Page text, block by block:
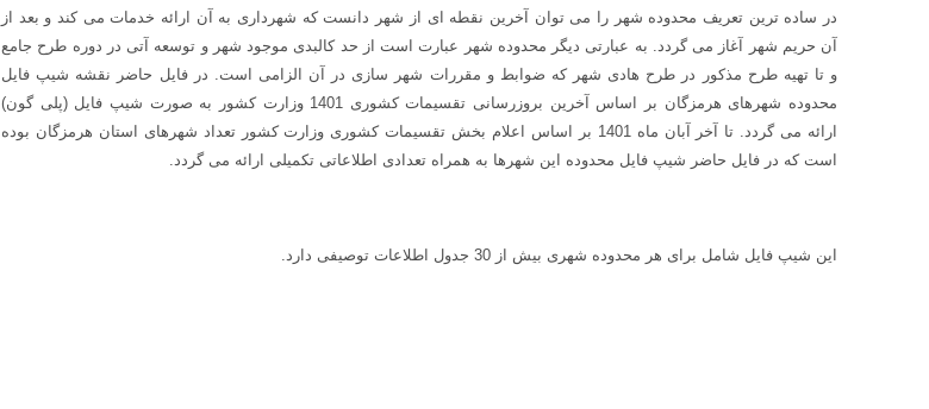
در ساده ترین تعریف محدوده شهر را می توان آخرین نقطه ای از شهر دانست که شهرداری به آن ارائه خدمات می کند و بعد از
آن حریم شهر آغاز می گردد. به عبارتی دیگر محدوده شهر عبارت است از حد کالبدی موجود شهر و توسعه آتی در دوره طرح جامع
و تا تهیه طرح مذکور در طرح هادی شهر که ضوابط و مقررات شهر سازی در آن الزامی است. در فایل حاضر نقشه شیپ فایل
محدوده شهرهای هرمزگان بر اساس آخرین بروزرسانی تقسیمات کشوری 1401 وزارت کشور به صورت شیپ فایل (پلی گون)
ارائه می گردد. تا آخر آبان ماه 1401 بر اساس اعلام بخش تقسیمات کشوری وزارت کشور تعداد شهرهای استان هرمزگان بوده
است که در فایل حاضر شیپ فایل محدوده این شهرها به همراه تعدادی اطلاعاتی تکمیلی ارائه می گردد.
این شیپ فایل شامل برای هر محدوده شهری بیش از 30 جدول اطلاعات توصیفی دارد.